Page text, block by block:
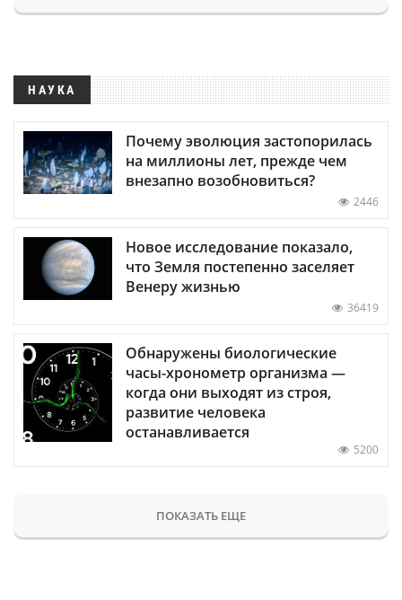
НАУКА
Почему эволюция застопорилась
на миллионы лет, прежде чем
внезапно возобновиться?
2446
Новое исследование показало,
что Земля постепенно заселяет
Венеру жизнью
36419
Обнаружены биологические
часы-хронометр организма —
когда они выходят из строя,
развитие человека
останавливается
5200
ПОКАЗАТЬ ЕЩЕ